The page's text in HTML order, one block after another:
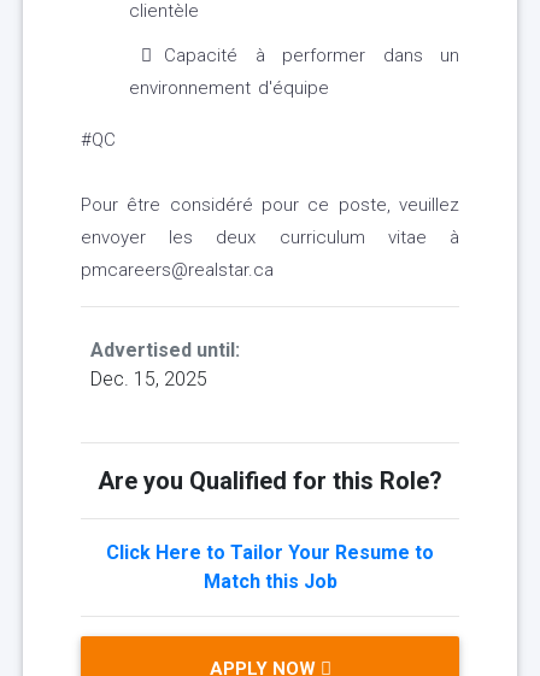
clientèle
Capacité à performer dans un
environnement d'équipe
#QC
Pour être considéré pour ce poste, veuillez
envoyer les deux curriculum vitae à
pmcareers@realstar.ca
Advertised until:
Dec. 15, 2025
Are you Qualified for this Role?
Click Here to Tailor Your Resume to
Match this Job
APPLY NOW